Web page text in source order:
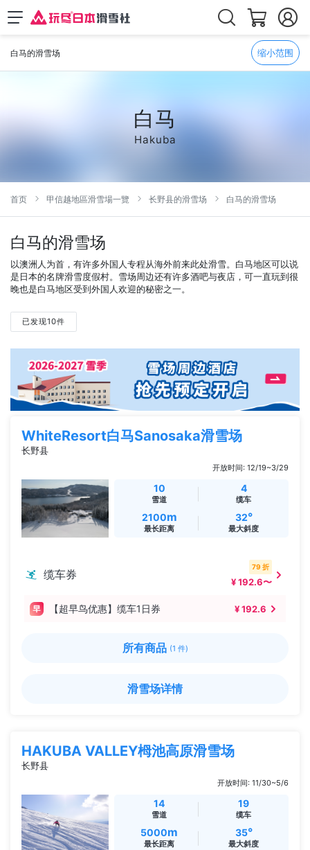
白马的滑雪场 缩小范围
白马
Hakuba
首页 甲信越地區滑雪場一覽 长野县的滑雪场 白马的滑雪场
白马的滑雪场
以澳洲人为首，有许多外国人专程从海外前来此处滑雪。白马地区可以说
是日本的名牌滑雪度假村。雪场周边还有许多酒吧与夜店，可一直玩到很
晚也是白马地区受到外国人欢迎的秘密之一。
已发现10件
WhiteResort白马Sanosaka滑雪场
长野县
开放时间: 12/19~3/29
10
雪道
4
缆车
2100m
最长距离
32°
最大斜度
缆车券
79 折
¥ 192.6〜
【超早鸟优惠】缆车1日券 ¥ 192.6
所有商品 (1 件)
滑雪场详情
HAKUBA VALLEY栂池高原滑雪场
长野县
开放时间: 11/30~5/6
14
雪道
19
缆车
5000m
最长距离
35°
最大斜度